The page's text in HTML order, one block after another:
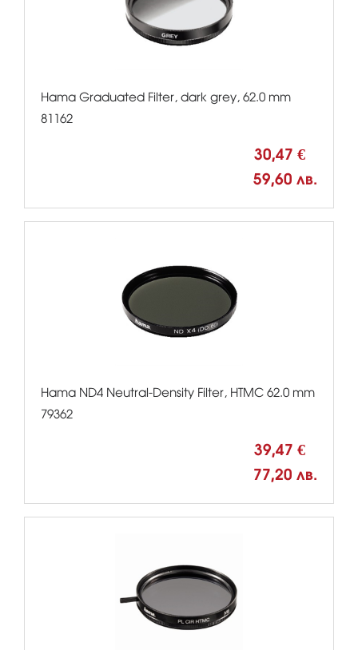
Hama Graduated Filter, dark grey, 62.0 mm
81162
30,47 €
59,60 лв.
Hama ND4 Neutral-Density Filter, HTMC 62.0 mm
79362
39,47 €
77,20 лв.